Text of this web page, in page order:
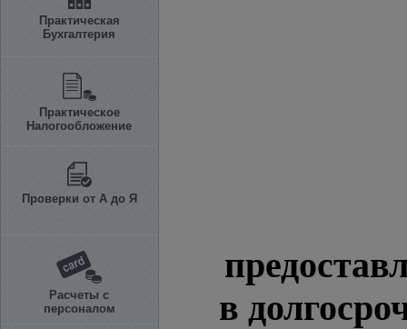
Практическая
Бухгалтерия
Практическое
Налогообложение
Проверки от А до Я
Расчеты с
персоналом
в